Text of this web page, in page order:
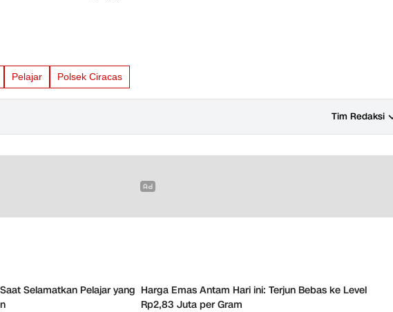
Pelajar Polsek Ciracas
Tim Redaksi
Selamatkan Pelajar yang Harga Emas Antam Hari ini: Terjun Bebas ke Level
Rp2,83 Juta per Gram